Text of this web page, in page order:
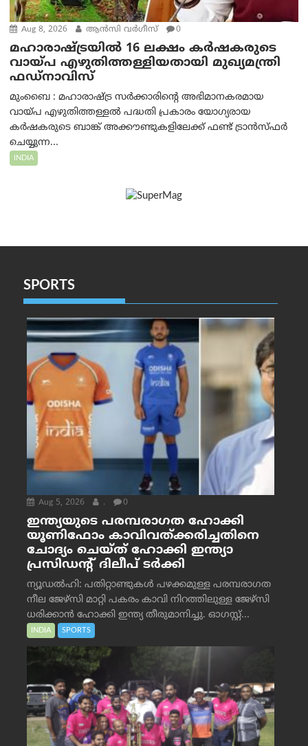
Aug 8, 2026 ആന്‍സി വര്‍ഗീസ് 0
മഹാരാഷ്ട്രയിൽ 16 ലക്ഷം കർഷകരുടെ
വായ്പ എഴുതിത്തള്ളിയതായി മുഖ്യമന്ത്രി
ഫഡ്‌നാവിസ്
മുംബൈ : മഹാരാഷ്ട്ര സർക്കാരിന്റെ അഭിമാനകരമായ
വായ്പ എഴുതിത്തള്ളൽ പദ്ധതി പ്രകാരം യോഗ്യരായ
കർഷകരുടെ ബാങ്ക് അക്കൗണ്ടുകളിലേക്ക് ഫണ്ട് ട്രാൻസ്ഫർ
ചെയ്യുന്ന...
INDIA
SPORTS
Aug 5, 2026 . 0
ഇന്ത്യയുടെ പരമ്പരാഗത ഹോക്കി
യൂണിഫോം കാവിവത്ക്കരിച്ചതിനെ
ചോദ്യം ചെയ്ത് ഹോക്കി ഇന്ത്യാ
പ്രസിഡന്റ് ദിലീപ് ടര്‍ക്കി
ന്യൂഡൽഹി: പതിറ്റാണ്ടുകൾ പഴക്കമുള്ള പരമ്പരാഗത
നീല ജേഴ്‌സി മാറ്റി പകരം കാവി നിറത്തിലുള്ള ജേഴ്‌സി
ധരിക്കാൻ ഹോക്കി ഇന്ത്യ തീരുമാനിച്ചു. ഓഗസ്റ്റ്...
INDIA SPORTS